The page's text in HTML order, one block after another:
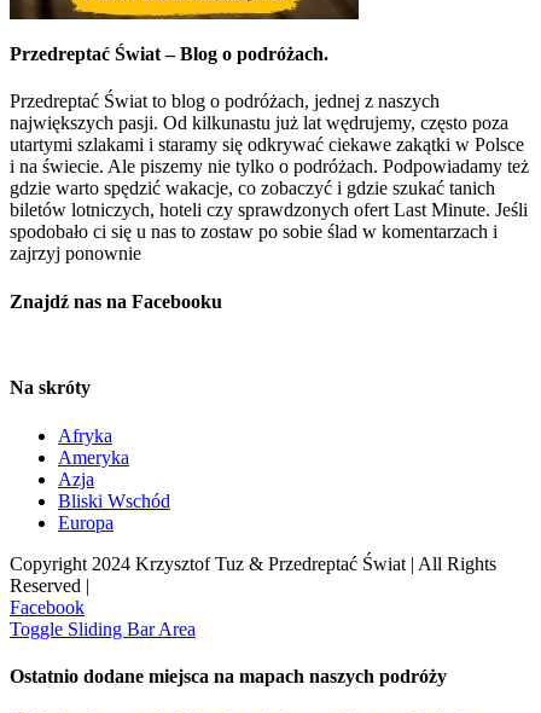
Przedreptać Świat – Blog o podróżach.
Przedreptać Świat to blog o podróżach, jednej z naszych
największych pasji. Od kilkunastu już lat wędrujemy, często poza
utartymi szlakami i staramy się odkrywać ciekawe zakątki w Polsce
i na świecie. Ale piszemy nie tylko o podróżach. Podpowiadamy też
gdzie warto spędzić wakacje, co zobaczyć i gdzie szukać tanich
biletów lotniczych, hoteli czy sprawdzonych ofert Last Minute. Jeśli
spodobało ci się u nas to zostaw po sobie ślad w komentarzach i
zajrzyj ponownie
Znajdź nas na Facebooku
Na skróty
Afryka
Ameryka
Azja
Bliski Wschód
Europa
Copyright 2024 Krzysztof Tuz & Przedreptać Świat | All Rights
Reserved |
Facebook
Toggle Sliding Bar Area
Ostatnio dodane miejsca na mapach naszych podróży